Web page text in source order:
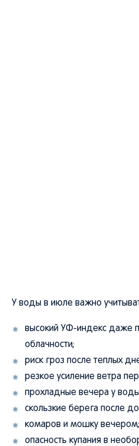
У воды в июле важно
высокий УФ-индекс даже
облачности;
риск гроз после теплых
резкое усиление ветра
прохладные вечера у
скользкие берега после
комаров и мошку вечером;
опасность купания в